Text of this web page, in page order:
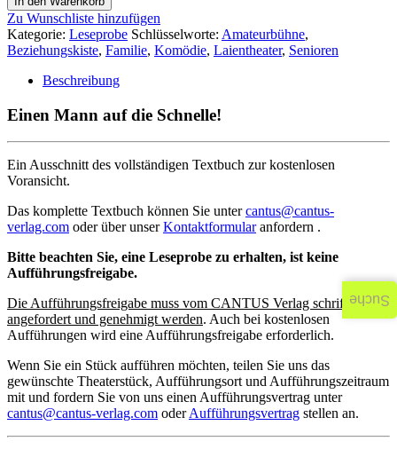
Zu Wunschliste hinzufügen
Kategorie: Leseprobe Schlüsselworte: Amateurbühne,
Beziehungskiste, Familie, Komödie, Laientheater, Senioren
Beschreibung
Einen Mann auf die Schnelle!
Ein Ausschnitt des vollständigen Textbuch zur kostenlosen
Voransicht.
Das komplette Textbuch können Sie untercantus@cantus-
verlag.com oder über unserKontaktformularanfordern .
Bitte beachten Sie, eine Leseprobe zu erhalten, ist keine
Aufführungsfreigabe.
Die Aufführungsfreigabe muss vom CANTUS Verlag schriftlich
angefordert und genehmigt werden. Auch bei kostenlosen
Aufführungen wird eine Aufführungsfreigabe erforderlich.
Wenn Sie ein Stück aufführen möchten, teilen Sie uns das
gewünschte Theaterstück, Aufführungsort und Aufführungszeitraum
mit und fordern Sie von uns einen Aufführungsvertrag unter
cantus@cantus-verlag.com oderAufführungsvertrag stellen an.
Suche